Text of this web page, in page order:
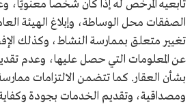
تابعيه المرخص له إذا كان شخصا معنويًّا،
الصفقات محل الوساطة، وإبلاغ الهيئة
تغيير متعلق بممارسة النشاط، وكذلك
عن المعلومات التي حصل عليها، وعدم
بشأن العقار. كما تتضمن الالتزامات
ومصداقية، وتقديم الخدمات بجودة